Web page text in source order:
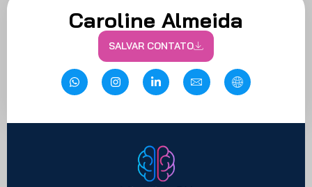
Caroline Almeida
SALVAR CONTATO